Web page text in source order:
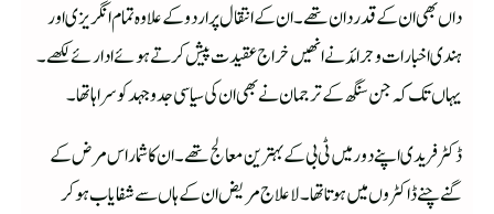
داں بھی ان کے قدردان تھے۔ان کے انتقال پراردو کے علاوہ تمام انگریزی اور
ہندی اخبارات وجرائد نے انھیں خراج عقیدت پیش کرتے ہوئے ادارئے لکھے۔
یہاں تک کہ جن سنگھ کے ترجمان نے بھی ان کی سیاسی جدوجہد کو سراہا تھا۔
ڈکٹرفریدی اپنے دور میں ٹی بی کے بہترین معالج تھے۔ان کا شمار اس مرض کے
گنے چنے ڈاکٹروں میں ہوتا تھا۔لاعلاج مریض ان کے ہاں سے شفایاب ہوکر